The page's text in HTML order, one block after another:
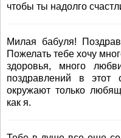
чтобы ты надолго
Милая бабуля!
Пожелать тебе хочу
здоровья, много
поздравлений в этот
окружают только
как я.